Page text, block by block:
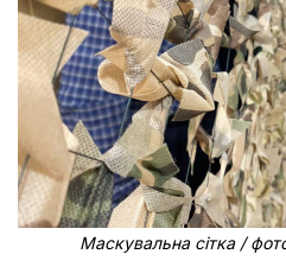
Маскувальна сітка /